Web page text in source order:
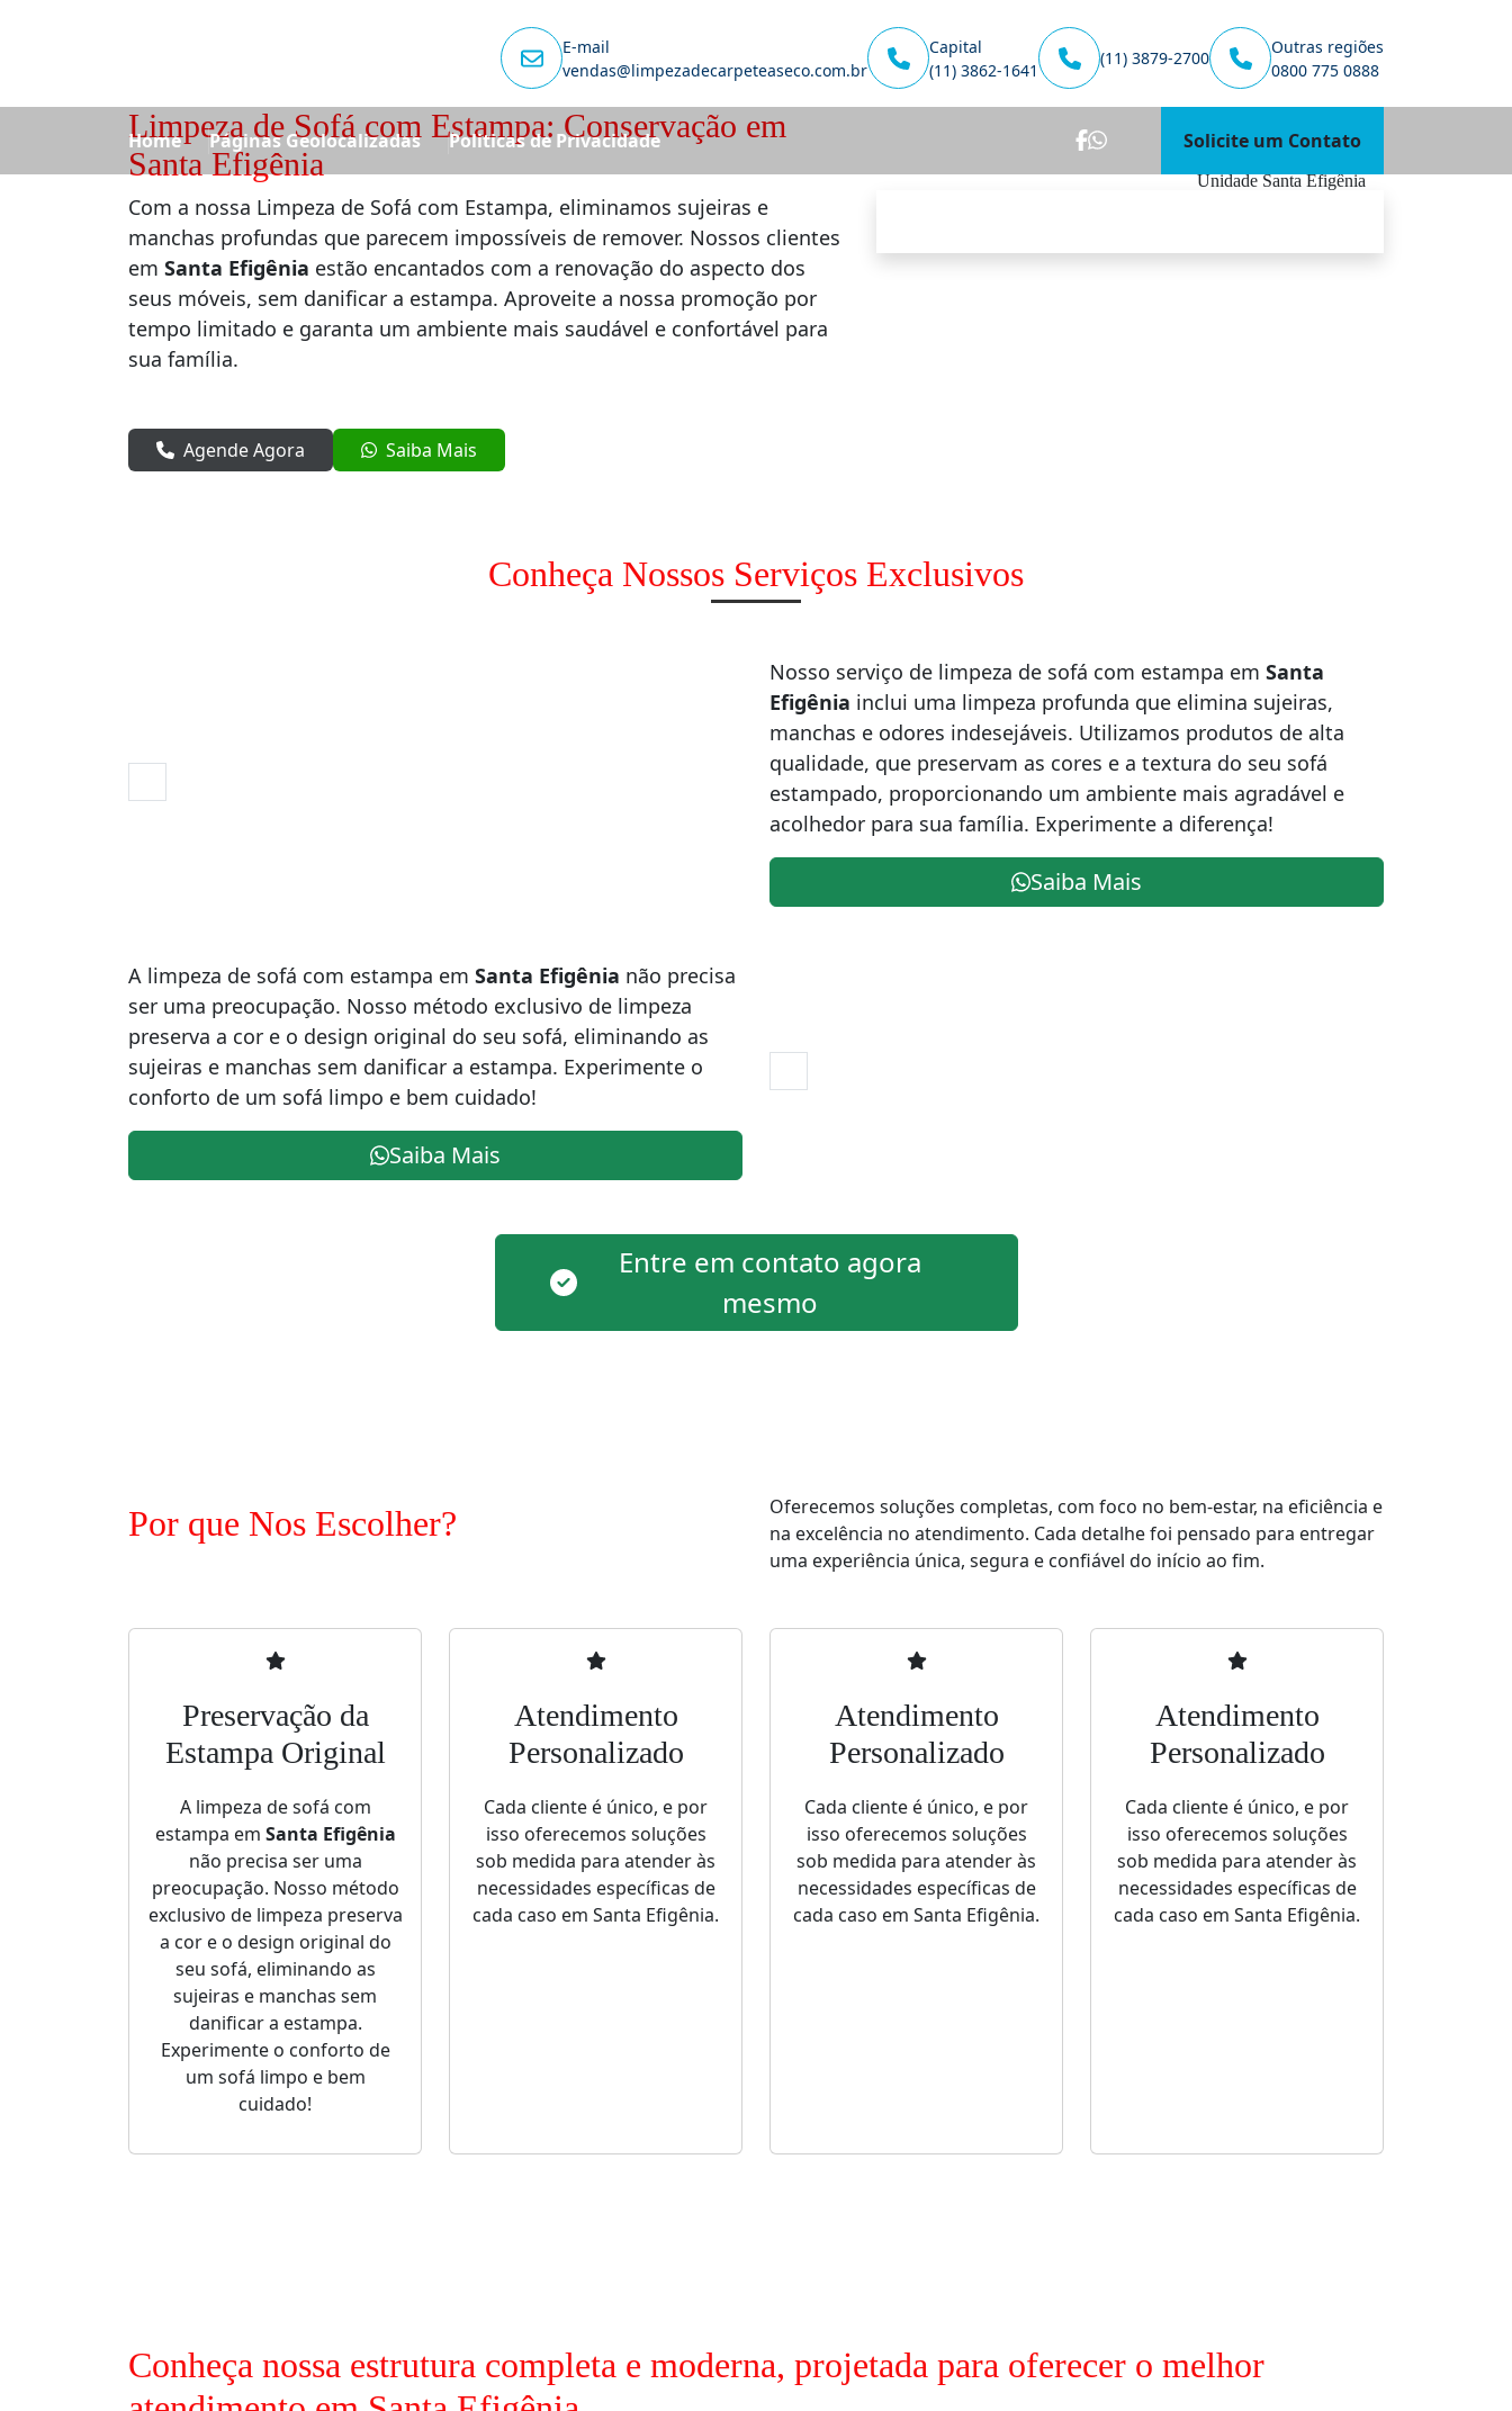
E-mail
vendas@limpezadecarpeteaseco.com.br
Capital
(11) 3862-1641
(11) 3879-2700
Outras regiões
0800 775 0888
Home Páginas Geolocalizadas Politicas de Privacidade Solicite um Contato
Unidade Santa Efigênia
Limpeza de Sofá com Estampa: Conservação em
Santa Efigênia
Com a nossa Limpeza de Sofá com Estampa, eliminamos sujeiras e
manchas profundas que parecem impossíveis de remover. Nossos clientes
em Santa Efigênia estão encantados com a renovação do aspecto dos
seus móveis, sem danificar a estampa. Aproveite a nossa promoção por
tempo limitado e garanta um ambiente mais saudável e confortável para
sua família.
Agende Agora Saiba Mais
Conheça Nossos Serviços Exclusivos
Nosso serviço de limpeza de sofá com estampa em Santa
Efigênia inclui uma limpeza profunda que elimina sujeiras,
manchas e odores indesejáveis. Utilizamos produtos de alta
qualidade, que preservam as cores e a textura do seu sofá
estampado, proporcionando um ambiente mais agradável e
acolhedor para sua família. Experimente a diferença!
Saiba Mais
A limpeza de sofá com estampa em Santa Efigênia não precisa
ser uma preocupação. Nosso método exclusivo de limpeza
preserva a cor e o design original do seu sofá, eliminando as
sujeiras e manchas sem danificar a estampa. Experimente o
conforto de um sofá limpo e bem cuidado!
Saiba Mais
Entre em contato agora
mesmo
Por que Nos Escolher?
Oferecemos soluções completas, com foco no bem-estar, na eficiência e
na excelência no atendimento. Cada detalhe foi pensado para entregar
uma experiência única, segura e confiável do início ao fim.
Preservação da
Estampa Original
A limpeza de sofá com
estampa em Santa Efigênia
não precisa ser uma
preocupação. Nosso método
exclusivo de limpeza preserva
a cor e o design original do
seu sofá, eliminando as
sujeiras e manchas sem
danificar a estampa.
Experimente o conforto de
um sofá limpo e bem
cuidado!
Atendimento
Personalizado
Cada cliente é único, e por
isso oferecemos soluções
sob medida para atender às
necessidades específicas de
cada caso em Santa Efigênia.
Atendimento
Personalizado
Cada cliente é único, e por
isso oferecemos soluções
sob medida para atender às
necessidades específicas de
cada caso em Santa Efigênia.
Atendimento
Personalizado
Cada cliente é único, e por
isso oferecemos soluções
sob medida para atender às
necessidades específicas de
cada caso em Santa Efigênia.
Conheça nossa estrutura completa e moderna, projetada para oferecer o melhor